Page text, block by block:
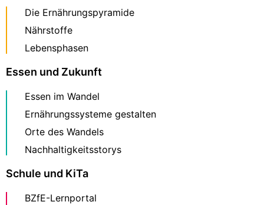
Die Ernährungspyramide
Nährstoffe
Lebensphasen
Essen und Zukunft
Essen im Wandel
Ernährungssysteme gestalten
Orte des Wandels
Nachhaltigkeitsstorys
Schule und KiTa
BZfE-Lernportal